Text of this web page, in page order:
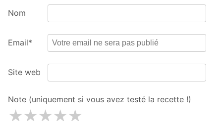
Nom
Email*
Site web
Note (uniquement si vous avez testé la recette !)
4 étoiles
3 étoiles
2 étoiles
1 étoiles